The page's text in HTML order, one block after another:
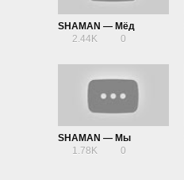
SHAMAN — Мёд
2.44K
0
SHAMAN — Мы
1.78K
0